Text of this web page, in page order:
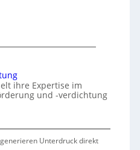
ihre Expertise im
und -verdichtung
Unterdruck direkt